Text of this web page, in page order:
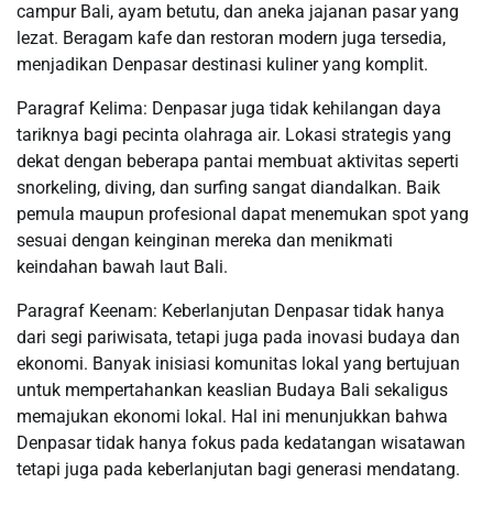
campur Bali, ayam betutu, dan aneka jajanan pasar yang
lezat. Beragam kafe dan restoran modern juga tersedia,
menjadikan Denpasar destinasi kuliner yang komplit.
Paragraf Kelima: Denpasar juga tidak kehilangan daya
tariknya bagi pecinta olahraga air. Lokasi strategis yang
dekat dengan beberapa pantai membuat aktivitas seperti
snorkeling, diving, dan surfing sangat diandalkan. Baik
pemula maupun profesional dapat menemukan spot yang
sesuai dengan keinginan mereka dan menikmati
keindahan bawah laut Bali.
Paragraf Keenam: Keberlanjutan Denpasar tidak hanya
dari segi pariwisata, tetapi juga pada inovasi budaya dan
ekonomi. Banyak inisiasi komunitas lokal yang bertujuan
untuk mempertahankan keaslian Budaya Bali sekaligus
memajukan ekonomi lokal. Hal ini menunjukkan bahwa
Denpasar tidak hanya fokus pada kedatangan wisatawan
tetapi juga pada keberlanjutan bagi generasi mendatang.